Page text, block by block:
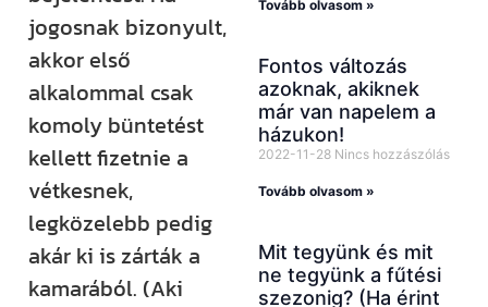
jogosnak bizonyult,
akkor első
alkalommal csak
komoly büntetést
kellett fizetnie a
vétkesnek,
legközelebb pedig
akár ki is zárták a
kamarából. (Aki
Tovább olvasom »
Fontos változás
azoknak, akiknek
már van napelem a
házukon!
2022-11-28 Nincs hozzászólás
Tovább olvasom »
Mit tegyünk és mit
ne tegyünk a fűtési
szezonig? (Ha érint